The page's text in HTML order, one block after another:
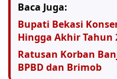
Baca Juga:
Bupati Bekasi
Hingga Akhir Tahun
Ratusan Korban
BPBD dan Brimob